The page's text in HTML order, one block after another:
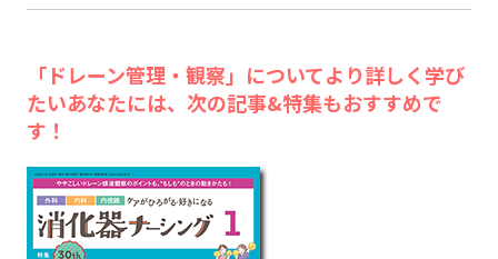
「ドレーン管理・観察」についてより詳しく学び
たいあなたには、次の記事&特集もおすすめで
す！